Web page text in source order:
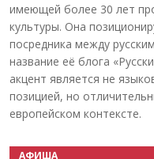
имеющей более 30 лет
культуры. Она
посредника между
название её блога
акцент является не
позицией, но
европейском контексте.
АФИША